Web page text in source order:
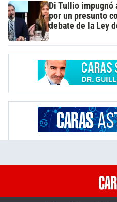
Di Tullio impugnó
por un presunto
debate de la Ley